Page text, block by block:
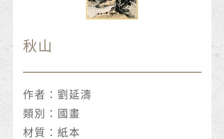
秋山
作者： 劉延濤
類別： 國畫
材質： 紙本